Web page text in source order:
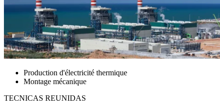
Production d'électricité thermique
Montage mécanique
TECNICAS REUNIDAS